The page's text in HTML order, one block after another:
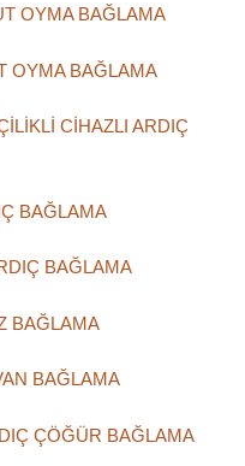
OYMA BAĞLAMA
OYMA BAĞLAMA
CİHAZLI ARDIÇ
BAĞLAMA
BAĞLAMA
BAĞLAMA
BAĞLAMA
ÇÖĞÜR BAĞLAMA